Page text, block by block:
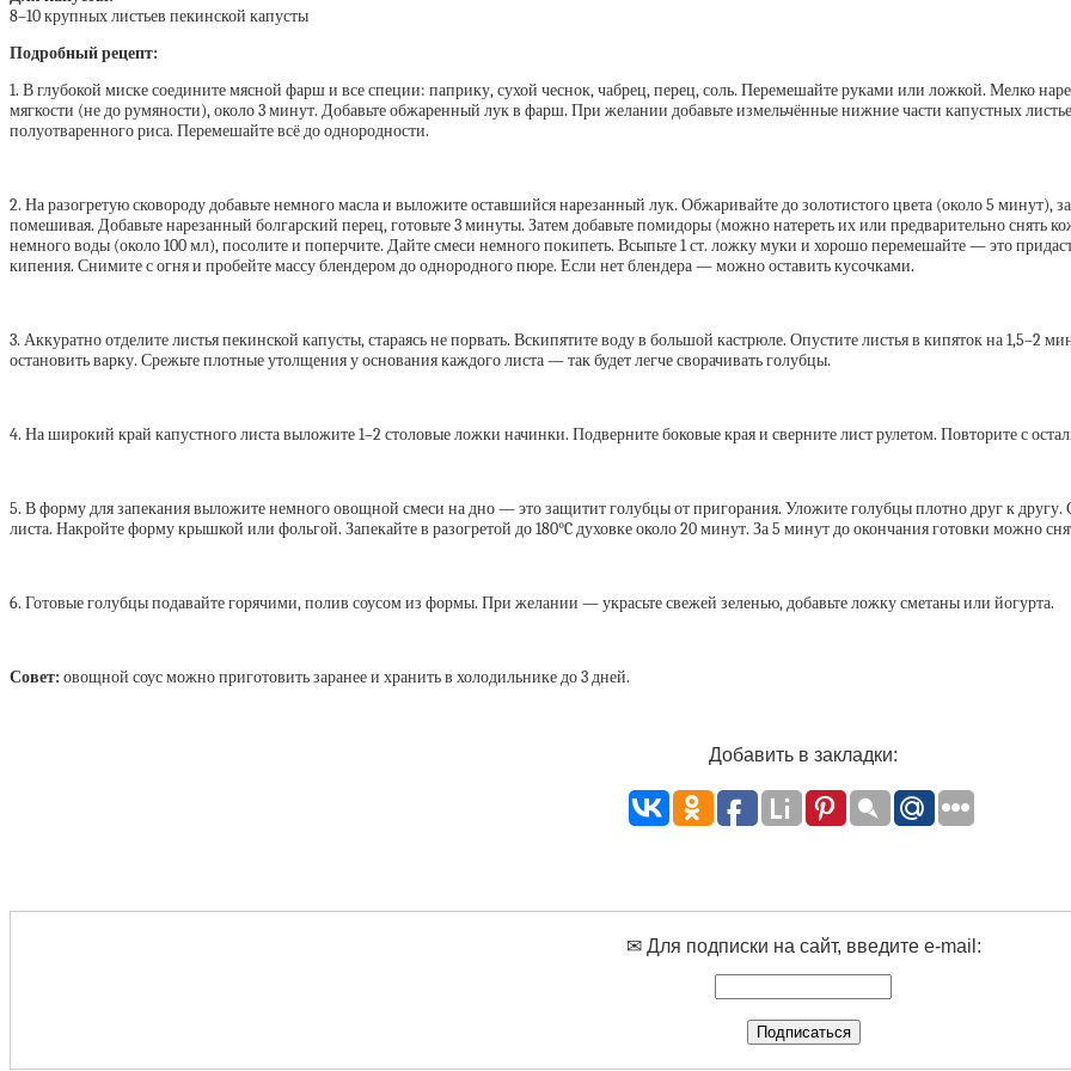
8–10 крупных листьев пекинской капусты
Подробный рецепт:
1. В глубокой миске соедините мясной фарш и все специи: паприку, сухой чеснок, чабрец, перец, соль. Перемешайте руками или ложкой. Мелко
мягкости (не до румяности), около 3 минут. Добавьте обжаренный лук в фарш. При желании добавьте измельчённые нижние части капустных
полуотваренного риса. Перемешайте всё до однородности.
2. На разогретую сковороду добавьте немного масла и выложите оставшийся нарезанный лук. Обжаривайте до золотистого цвета (около 5 минут),
помешивая. Добавьте нарезанный болгарский перец, готовьте 3 минуты. Затем добавьте помидоры (можно натереть их или предварительно снять
немного воды (около 100 мл), посолите и поперчите. Дайте смеси немного покипеть. Всыпьте 1 ст. ложку муки и хорошо перемешайте — это
кипения. Снимите с огня и пробейте массу блендером до однородного пюре. Если нет блендера — можно оставить кусочками.
3. Аккуратно отделите листья пекинской капусты, стараясь не порвать. Вскипятите воду в большой кастрюле. Опустите листья в кипяток на 1,5–2
остановить варку. Срежьте плотные утолщения у основания каждого листа — так будет легче сворачивать голубцы.
4. На широкий край капустного листа выложите 1–2 столовые ложки начинки. Подверните боковые края и сверните лист рулетом. Повторите с
5. В форму для запекания выложите немного овощной смеси на дно — это защитит голубцы от пригорания. Уложите голубцы плотно друг к другу.
листа. Накройте форму крышкой или фольгой. Запекайте в разогретой до 180°C духовке около 20 минут. За 5 минут до окончания готовки можно
6. Готовые голубцы подавайте горячими, полив соусом из формы. При желании — украсьте свежей зеленью, добавьте ложку сметаны или йогурта.
Совет: овощной соус можно приготовить заранее и хранить в холодильнике до 3 дней.
Добавить в закладки:
✉ Для подписки на сайт, введите e-mail: